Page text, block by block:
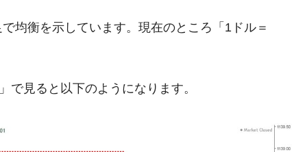
はほぼ終わった」
キャンペーン」⇒ あの名物教授も登場！
。営業利益80.2％も減少
均衡を示しています。現在のところ「1ドル＝
で見ると以下のようになります。